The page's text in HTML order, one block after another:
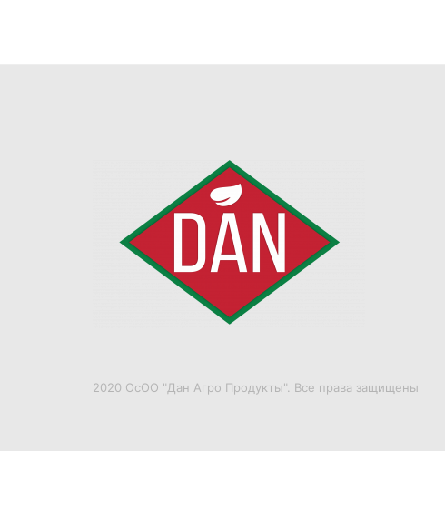
2020 ОсОО "Дан Агро Продукты". Все права защищены